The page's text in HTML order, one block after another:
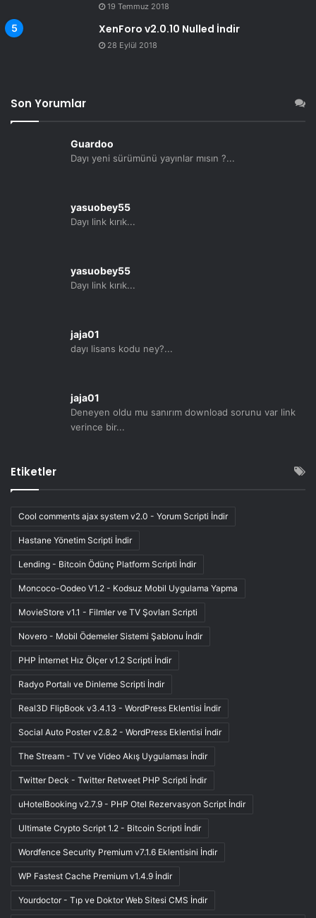
19 Temmuz 2018
XenForo v2.0.10 Nulled İndir
28 Eylül 2018
Son Yorumlar
Guardoo
Dayı yeni sürümünü yayınlar mısın ?...
yasuobey55
Dayı link kırık...
yasuobey55
Dayı link kırık...
jaja01
dayı lisans kodu ney?...
jaja01
Deneyen oldu mu sanırım download sorunu var link
verince bir...
Etiketler
Cool comments ajax system v2.0 - Yorum Scripti İndir
Hastane Yönetim Scripti İndir
Lending - Bitcoin Ödünç Platform Scripti İndir
Moncoco-Oodeo V1.2 - Kodsuz Mobil Uygulama Yapma
MovieStore v1.1 - Filmler ve TV Şovları Scripti
Novero - Mobil Ödemeler Sistemi Şablonu İndir
PHP İnternet Hız Ölçer v1.2 Scripti İndir
Radyo Portalı ve Dinleme Scripti İndir
Real3D FlipBook v3.4.13 - WordPress Eklentisi İndir
Social Auto Poster v2.8.2 - WordPress Eklentisi İndir
The Stream - TV ve Video Akış Uygulaması İndir
Twitter Deck - Twitter Retweet PHP Scripti İndir
uHotelBooking v2.7.9 - PHP Otel Rezervasyon Script İndir
Ultimate Crypto Script 1.2 - Bitcoin Scripti İndir
Wordfence Security Premium v7.1.6 Eklentisini İndir
WP Fastest Cache Premium v1.4.9 İndir
Yourdoctor - Tıp ve Doktor Web Sitesi CMS İndir